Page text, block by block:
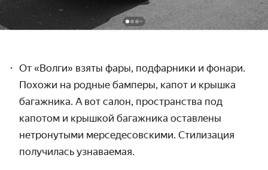
От «Волги» взяты фары, подфарники и фонари.
Похожи на родные бамперы, капот и крышка
багажника. А вот салон, пространства под
капотом и крышкой багажника оставлены
нетронутыми мерсе­десовскими. Стилизация
получилась узнаваемая.